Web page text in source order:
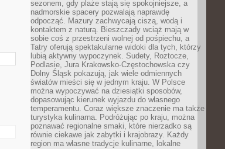
sezonem, gdy plaże stają się spokojniejsze, a
nadmorskie spacery pozwalają naprawdę
odpocząć. Mazury zachwycają ciszą, wodą i
kontaktem z naturą. Bieszczady wciąż mają w
sobie coś z przestrzeni wolnej od pośpiechu, a
Tatry oferują spektakularne widoki dla tych, którzy
lubią aktywny wypoczynek. Sudety, Roztocze,
Podlasie, Jura Krakowsko-Częstochowska czy
Dolny Śląsk pokazują, jak wiele odmiennych
światów mieści się w jednym kraju. W Polsce
można wypoczywać na dziesiątki sposobów,
dopasowując kierunek wyjazdu do własnego
temperamentu. Coraz większe znaczenie ma także
turystyka kulinarna. Podróżując po kraju, można
poznawać regionalne smaki, które nierzadko są
równie ciekawe jak zabytki i krajobrazy. Każdy
region ma własne tradycje kulinarne, lokalne